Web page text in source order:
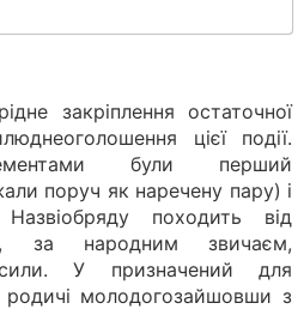
закріплення остаточної
цієї події.
були перший
поруч як наречену пару) і
походить від
за народним звичаєм,
сили. У призначений для
молодогозайшовши з